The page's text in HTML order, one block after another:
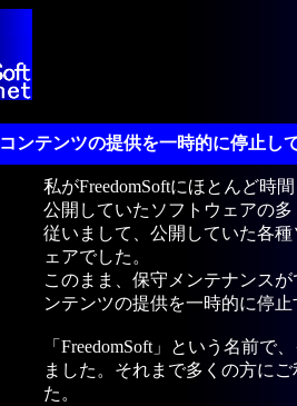
コンテンツの提供を一時的に停止し
私がFreedomSoftにほとんど時
公開していたソフトウェアの多
従いまして、公開していた各
ェアでした。
このまま、保守メンテナンス
ンテンツの提供を一時的に停
「FreedomSoft」という名前
ました。それまで多くの方に
た。